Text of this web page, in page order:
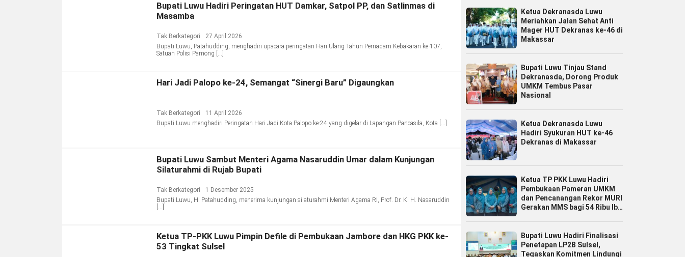
Bupati Luwu Hadiri Peringatan HUT Damkar, Satpol PP, dan Satlinmas di
Masamba
Tak Berkategori
27 April 2026
Bupati Luwu, Patahudding, menghadiri upacara peringatan Hari Ulang Tahun Pemadam Kebakaran ke-107,
Satuan Polisi Pamong […]
Hari Jadi Palopo ke-24, Semangat “Sinergi Baru” Digaungkan
Tak Berkategori
11 April 2026
Bupati Luwu menghadiri Peringatan Hari Jadi Kota Palopo ke-24 yang digelar di Lapangan Pancasila, Kota […]
Bupati Luwu Sambut Menteri Agama Nasaruddin Umar dalam Kunjungan
Silaturahmi di Rujab Bupati
Tak Berkategori
1 Desember 2025
Bupati Luwu, H. Patahudding, menerima kunjungan silaturahmi Menteri Agama RI, Prof. Dr. K. H. Nasaruddin
[…]
Ketua TP-PKK Luwu Pimpin Defile di Pembukaan Jambore dan HKG PKK ke-
53 Tingkat Sulsel
Ketua Dekranasda Luwu
Meriahkan Jalan Sehat Anti
Mager HUT Dekranas ke-46 di
Makassar
Bupati Luwu Tinjau Stand
Dekranasda, Dorong Produk
UMKM Tembus Pasar
Nasional
Ketua Dekranasda Luwu
Hadiri Syukuran HUT ke-46
Dekranas di Makassar
Ketua TP PKK Luwu Hadiri
Pembukaan Pameran UMKM
dan Pencanangan Rekor MURI
Gerakan MMS bagi 54 Ribu Ibu
Bupati Luwu Hadiri Finalisasi
Penetapan LP2B Sulsel,
Tegaskan Komitmen Lindungi